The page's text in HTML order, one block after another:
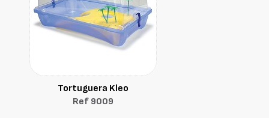
Tortuguera Kleo
Ref 9009